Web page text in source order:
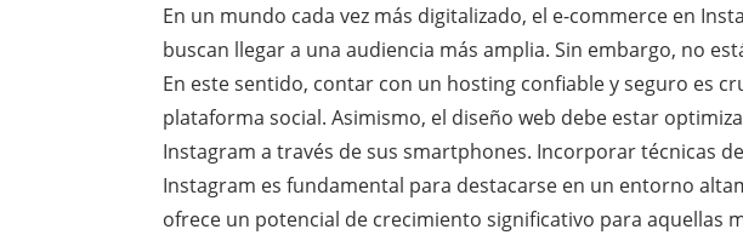
En un mundo cada vez más digitalizado, el e-commerce en
buscan llegar a una audiencia más amplia. Sin embargo, no
En este sentido, contar con un hosting confiable y seguro es
plataforma social. Asimismo, el diseño web debe estar
Instagram a través de sus smartphones. Incorporar técnicas
Instagram es fundamental para destacarse en un entorno
ofrece un potencial de crecimiento significativo para aquellas